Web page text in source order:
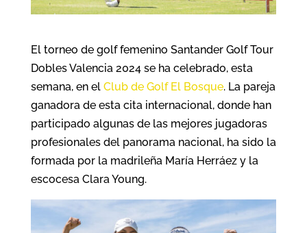
El torneo de golf femenino Santander Golf Tour
Dobles Valencia 2024 se ha celebrado, esta
semana, en el Club de Golf El Bosque. La pareja
ganadora de esta cita internacional, donde han
participado algunas de las mejores jugadoras
profesionales del panorama nacional, ha sido la
formada por la madrileña María Herráez y la
escocesa Clara Young.